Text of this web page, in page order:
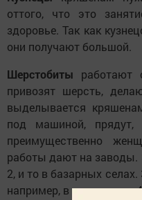
оттого, что это
здоровье. Так как
они получают большой.
Шерстобиты
привозят шерсть,
выделывается
под машиной,
преимущественно
работы дают на заводы.
2, и то в базарных
например, в нашем селе